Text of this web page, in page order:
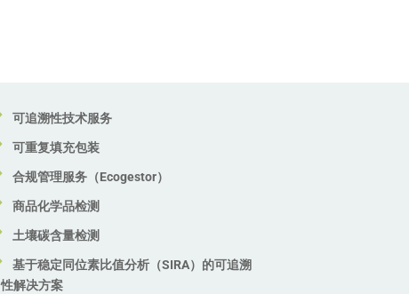
生物降解性测试
皮革工作组审计
社会责任审核服务
空气质量检查中的挥发性有机化
空气质量监测
纯素食测试与验证
可追溯性技术服务
可重复填充包装
合规管理服务（Ecogestor）
商品化学品检测
土壤碳含量检测
基于稳定同位素比值分析（SIRA）的可追溯
性解决方案